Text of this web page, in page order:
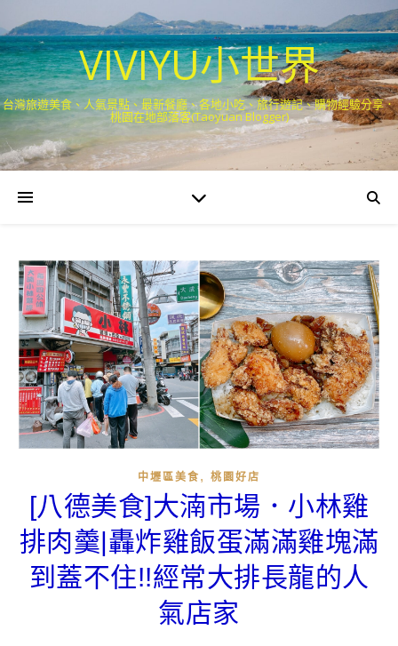
VIVIYU小世界
台灣旅遊美食、人氣景點、最新餐廳、各地小吃、旅行遊記、購物經驗分享．
桃園在地部落客(Taoyuan Blogger)
中壢區美食 , 桃園好店
[八德美食]大湳市場．小林雞
排肉羹|轟炸雞飯蛋滿滿雞塊滿
到蓋不住!!經常大排長龍的人
氣店家